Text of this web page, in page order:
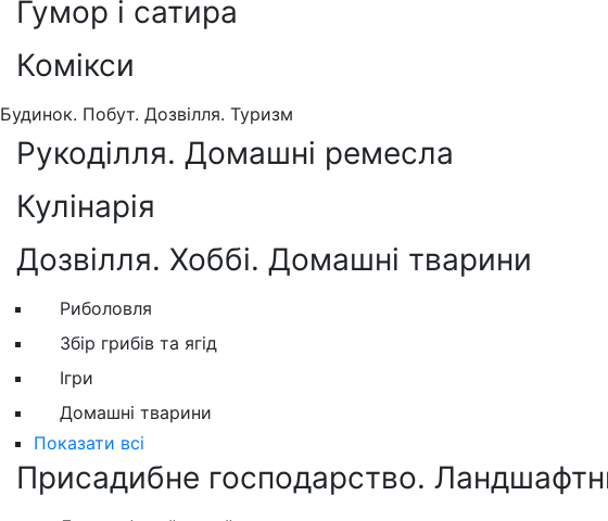
Гумор і сатира
Комікси
Будинок. Побут. Дозвілля. Туризм
Рукоділля. Домашні ремесла
Кулінарія
Дозвілля. Хоббі. Домашні тварини
Риболовля
Збір грибів та ягід
Ігри
Домашні тварини
Показати всі
Присадибне господарство.